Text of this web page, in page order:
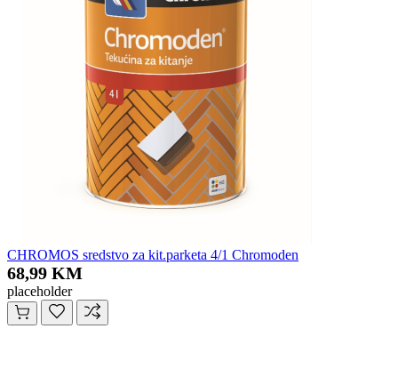
CHROMOS sredstvo za kit.parketa 4/1 Chromoden
68,99 KM
placeholder